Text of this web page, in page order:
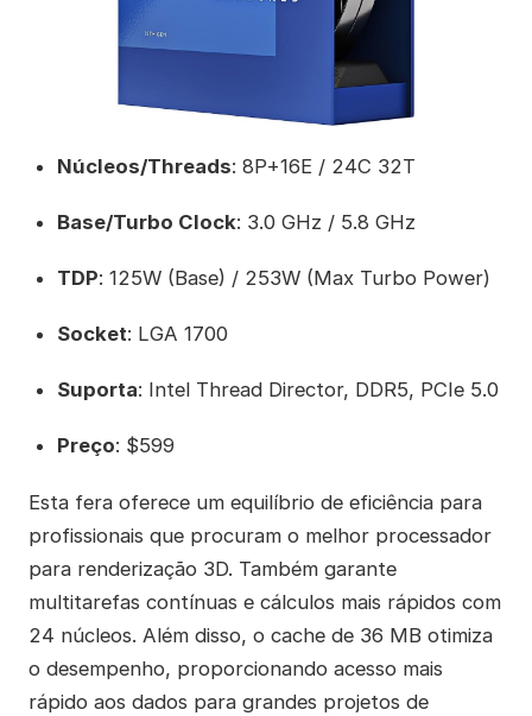
Núcleos/Threads: 8P+16E / 24C 32T
Base/Turbo Clock: 3.0 GHz / 5.8 GHz
TDP: 125W (Base) / 253W (Max Turbo Power)
Socket: LGA 1700
Suporta: Intel Thread Director, DDR5, PCIe 5.0
Preço: $599
Esta fera oferece um equilíbrio de eficiência para
profissionais que procuram o melhor processador
para renderização 3D. Também garante
multitarefas contínuas e cálculos mais rápidos com
24 núcleos. Além disso, o cache de 36 MB otimiza
o desempenho, proporcionando acesso mais
rápido aos dados para grandes projetos de